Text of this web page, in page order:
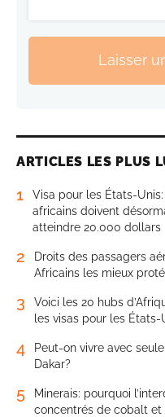
Laisser
ARTICLES LES PLUS
1
Visa pour les États-
africains doivent
atteindre 20.000 dollars
2
Droits des passagers
Africains les mieux
3
Voici les 20 hubs
les visas pour les États-
4
Peut-on vivre avec
Dakar?
5
Minerais: pourquoi
concentrés de cobalt et